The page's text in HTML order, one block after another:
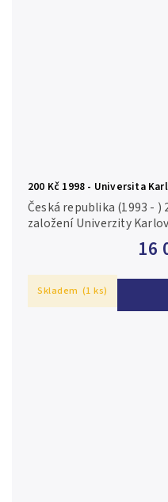
200 Kč 1998 - Universita
16
Česká republika (1993 - )
založení Univerzity
Aurea C117, kapsle,
Skladem (1 ks)